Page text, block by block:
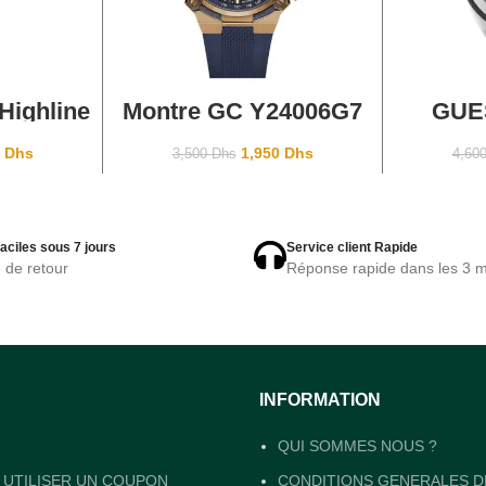
Dhs
AJOUTER AU PANIER
Montre GC Y24006G7
Silicone sport
3,500Dhs 1,950 Dhs
sous 7 jours
de retour
Service client Rapide
Réponse rapide dans les 3
UN COUPON
INFORMATION
QUI SOMMES NOUS ?
CONDITIONS GENERALES